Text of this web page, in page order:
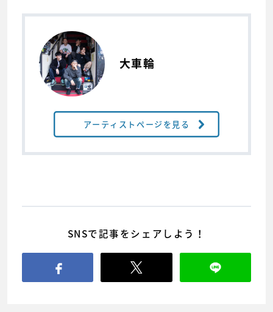
大車輪
アーティストページを見る
SNSで記事をシェアしよう！